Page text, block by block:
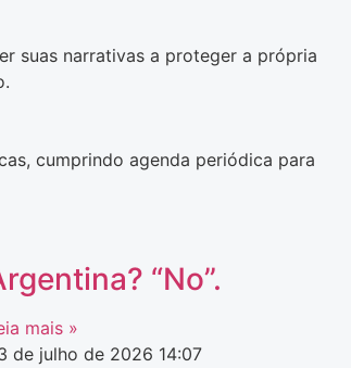
suas narrativas a proteger a própria
cumprindo agenda periódica para
“No”.
mais »
de julho de 2026 14:07